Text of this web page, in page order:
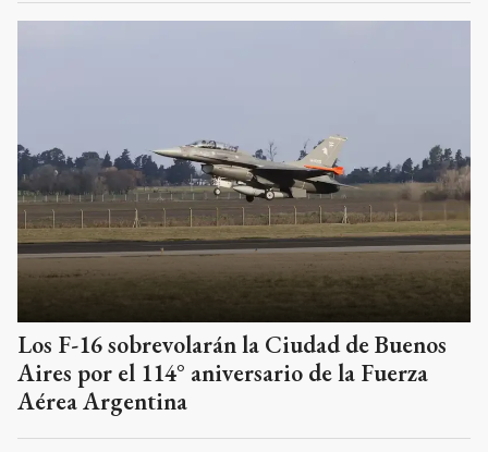
Los F-16 sobrevolarán la Ciudad de Buenos
Aires por el 114° aniversario de la Fuerza
Aérea Argentina